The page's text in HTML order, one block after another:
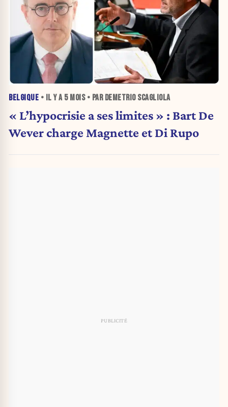
BELGIQUE • IL Y A 5 MOIS• PAR DEMETRIO SCAGLIOLA
« L’hypocrisie a ses limites » : Bart De
Wever charge Magnette et Di Rupo